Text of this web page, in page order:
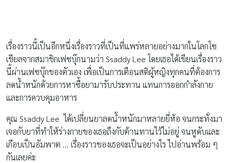
เรื่องราวนี้เป็นอีกหนึ่งเรื่องราวที่เป็นที่แพร่หลายอย่างมากในโลกโซ
เชียลจากสมาชิกเฟซบุ๊กนามว่า Ssaddy Lee โดยเธอได้เขียนเรื่องราว
นี้ผ่านเฟซบุ๊กของตัวเอง เพื่อเป็นการเตือนสติผู้หญิงทุกคนที่ต้องการ
ลดน้ำหนักด้วยการหาซื้อยามารับประทาน แทนการออกกำลังกาย
และการควบคุมอาหาร
คุณ Ssaddy Lee ได้เปลี่ยนยาลดน้ำหนักมาหลายยี่ห้อ จนกระทั่งมา
เจอกับยาที่ทำให้ร่างกายของเธอถึงกับต้านทานไว้ไม่อยู่ จนหูดับและ
เกือบเป็นอัมพาต … เรื่องราวของเธอจะเป็นอย่างไร ไปอ่านพร้อม ๆ
กันเลยค่ะ